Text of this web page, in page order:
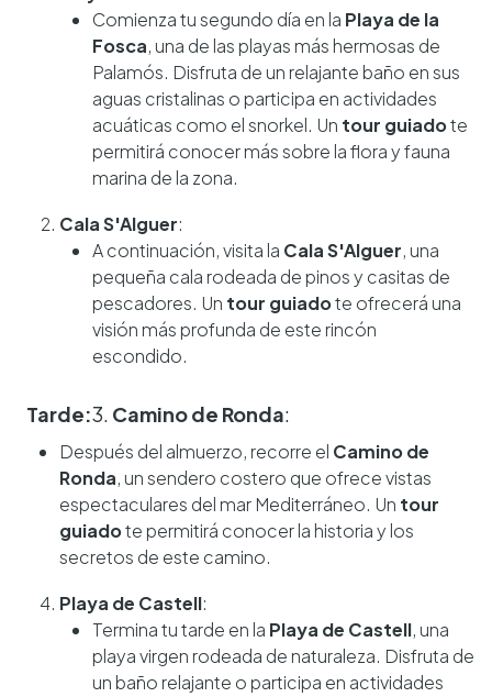
Comienza tu segundo día en la Playa de la
Fosca, una de las playas más hermosas de
Palamós. Disfruta de un relajante baño en sus
aguas cristalinas o participa en actividades
acuáticas como el snorkel. Un tour guiadote
permitirá conocer más sobre la flora y fauna
marina de la zona.
Cala S'Alguer:
A continuación, visita la Cala S'Alguer, una
pequeña cala rodeada de pinos y casitas de
pescadores. Un tour guiadote ofrecerá una
visión más profunda de este rincón
escondido.
Tarde:3. Camino de Ronda:
Después del almuerzo, recorre el Camino de
Ronda, un sendero costero que ofrece vistas
espectaculares del mar Mediterráneo. Un tour
guiadote permitirá conocer la historia y los
secretos de este camino.
Playa de Castell:
Termina tu tarde en la Playa de Castell, una
playa virgen rodeada de naturaleza. Disfruta de
un baño relajante o participa en actividades